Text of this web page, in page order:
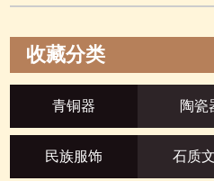
收藏分类
青铜器 陶瓷
民族服饰 石质